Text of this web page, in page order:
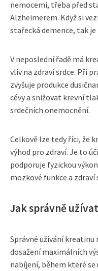
nemocemi, třeba před
Alzheimerem. Když si
stařecká demence, tak je
V neposlední řadě má
vliv na zdraví srdce. Při
zvyšuje produkce
cévy a snižovat krevní
srdečních onemocnění.
Celkově lze tedy říci, že
výhod pro zdraví. Je to
podporuje fyzickou
mozkové funkce a zdraví
Jak správně
Správné užívání
dosažení maximálních
nabíjení, během které se